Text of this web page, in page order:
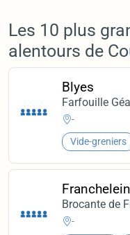
Les 10 plus
alentours de
Blyes
Farfouille
-
Vide-greniers
Brocante de
-